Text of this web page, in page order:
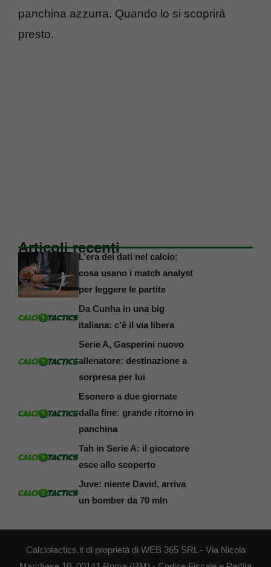
panchina azzurra. Quando lo si scoprirà
presto.
Articoli recenti
L’era dei dati nel calcio:
cosa usano i match analyst
per leggere le partite
Da Cunha in una big
italiana: c’è il via libera
Serie A, Gasperini nuovo
allenatore: destinazione a
sorpresa per lui
Esonero a due giornate
dalla fine: grande ritorno in
panchina
Tah in Serie A: il giocatore
esce allo scoperto
Juve: niente David, arriva
un bomber da 70 mln
Calciotactics.it di proprietà di WEB 365 SRL - Via Nicola